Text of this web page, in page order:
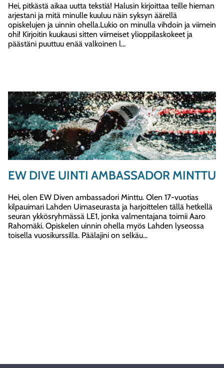
Hei, pitkästä aikaa uutta tekstiä! Halusin kirjoittaa teille hieman
arjestani ja mitä minulle kuuluu näin syksyn äärellä
opiskelujen ja uinnin ohella.Lukio on minulla vihdoin ja viimein
ohi! Kirjoitin kuukausi sitten viimeiset ylioppilaskokeet ja
päästäni puuttuu enää valkoinen l...
EW DIVE UINTI AMBASSADOR MINTTU
Hei, olen EW Diven ambassadori Minttu. Olen 17-vuotias
kilpauimari Lahden Uimaseurasta ja harjoittelen tällä hetkellä
seuran ykkösryhmässä LE1, jonka valmentajana toimii Aaro
Rahomäki. Opiskelen uinnin ohella myös Lahden lyseossa
toisella vuosikurssilla. Päälajini on selkäu...